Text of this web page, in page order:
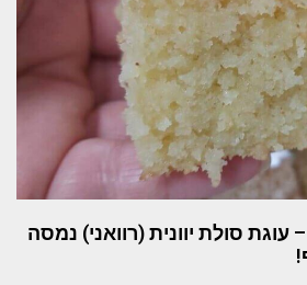
סולת יוונית (רוואני) נמסה